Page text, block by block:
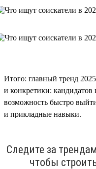
Итого: главный тренд
и конкретики: кандидатов
возможность быстро
и прикладные навыки.
Следите за
чтобы